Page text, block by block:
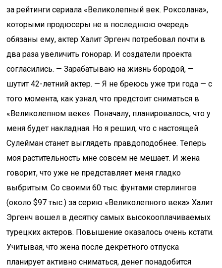
за рейтинги сериала «Великолепный век. Роксолана»,
которыми продюсеры не в последнюю очередь
обязаны ему, актер Халит Эргенч потребовал почти в
два раза увеличить гонорар. И создатели проекта
согласились. — Зарабатываю на жизнь бородой, —
шутит 42-летний актер. — Я не бреюсь уже три года — с
того момента, как узнал, что предстоит сниматься в
«Великолепном веке». Поначалу, планировалось, что у
меня будет накладная. Но я решил, что с настоящей
Сулейман станет выглядеть правдоподобнее. Теперь
моя растительность мне совсем не мешает. И жена
говорит, что уже не представляет меня гладко
выбритым. Со своими 60 тыс. фунтами стерлингов
(около $97 тыс.) за серию «Великолепного века» Халит
Эргенч вошел в десятку самых высокооплачиваемых
турецких актеров. Повышение оказалось очень кстати.
Учитывая, что жена после декретного отпуска
планирует активно сниматься, денег понадобится